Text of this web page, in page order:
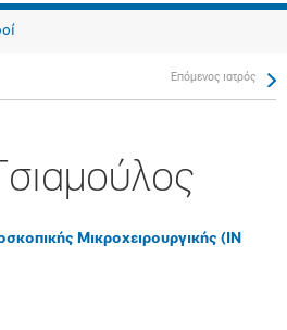
Επόμενος ιατρός
Μικροχειρουργικής (IN